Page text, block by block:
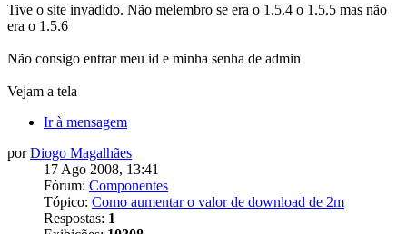
Tive o site invadido. Não melembro se era o 1.5.4 o 1.5.5 mas não
era o 1.5.6
Não consigo entrar meu id e minha senha de admin
Vejam a tela
Ir à mensagem
porDiogo Magalhães
17 Ago 2008, 13:41
Fórum: Componentes
Tópico: Como aumentar o valor de download de 2m
Respostas: 1